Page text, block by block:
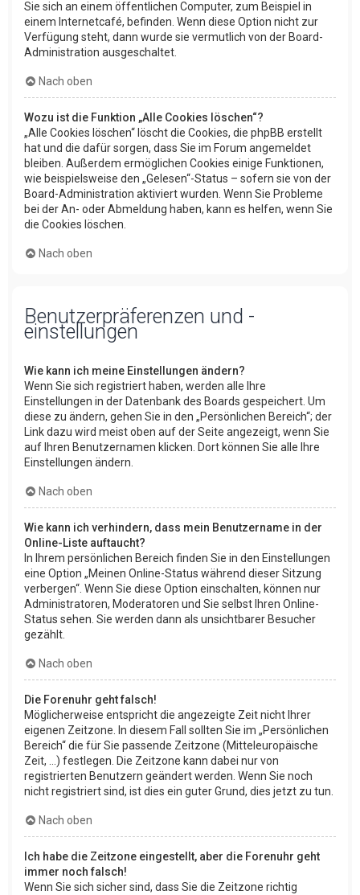
Sie sich an einem öffentlichen Computer, zum Beispiel in
einem Internetcafé, befinden. Wenn diese Option nicht zur
Verfügung steht, dann wurde sie vermutlich von der Board-
Administration ausgeschaltet.
Nach oben
Wozu ist die Funktion „Alle Cookies löschen“?
„Alle Cookies löschen“ löscht die Cookies, die phpBB erstellt
hat und die dafür sorgen, dass Sie im Forum angemeldet
bleiben. Außerdem ermöglichen Cookies einige Funktionen,
wie beispielsweise den „Gelesen“-Status – sofern sie von der
Board-Administration aktiviert wurden. Wenn Sie Probleme
bei der An- oder Abmeldung haben, kann es helfen, wenn Sie
die Cookies löschen.
Nach oben
Benutzerpräferenzen und -
einstellungen
Wie kann ich meine Einstellungen ändern?
Wenn Sie sich registriert haben, werden alle Ihre
Einstellungen in der Datenbank des Boards gespeichert. Um
diese zu ändern, gehen Sie in den „Persönlichen Bereich“; der
Link dazu wird meist oben auf der Seite angezeigt, wenn Sie
auf Ihren Benutzernamen klicken. Dort können Sie alle Ihre
Einstellungen ändern.
Nach oben
Wie kann ich verhindern, dass mein Benutzername in der
Online-Liste auftaucht?
In Ihrem persönlichen Bereich finden Sie in den Einstellungen
eine Option „Meinen Online-Status während dieser Sitzung
verbergen“. Wenn Sie diese Option einschalten, können nur
Administratoren, Moderatoren und Sie selbst Ihren Online-
Status sehen. Sie werden dann als unsichtbarer Besucher
gezählt.
Nach oben
Die Forenuhr geht falsch!
Möglicherweise entspricht die angezeigte Zeit nicht Ihrer
eigenen Zeitzone. In diesem Fall sollten Sie im „Persönlichen
Bereich“ die für Sie passende Zeitzone (Mitteleuropäische
Zeit, ...) festlegen. Die Zeitzone kann dabei nur von
registrierten Benutzern geändert werden. Wenn Sie noch
nicht registriert sind, ist dies ein guter Grund, dies jetzt zu tun.
Nach oben
Ich habe die Zeitzone eingestellt, aber die Forenuhr geht
immer noch falsch!
Wenn Sie sich sicher sind, dass Sie die Zeitzone richtig